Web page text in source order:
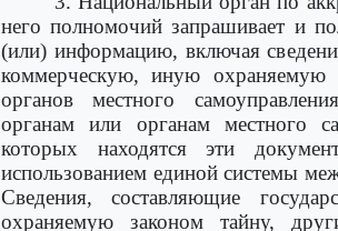
него полномочий запрашивает и
(или) информацию, включая
коммерческую, иную охраняемую
органов местного
органам или органам местного
которых находятся эти
использованием единой системы
Сведения, составляющие
охраняемую законом тайну,